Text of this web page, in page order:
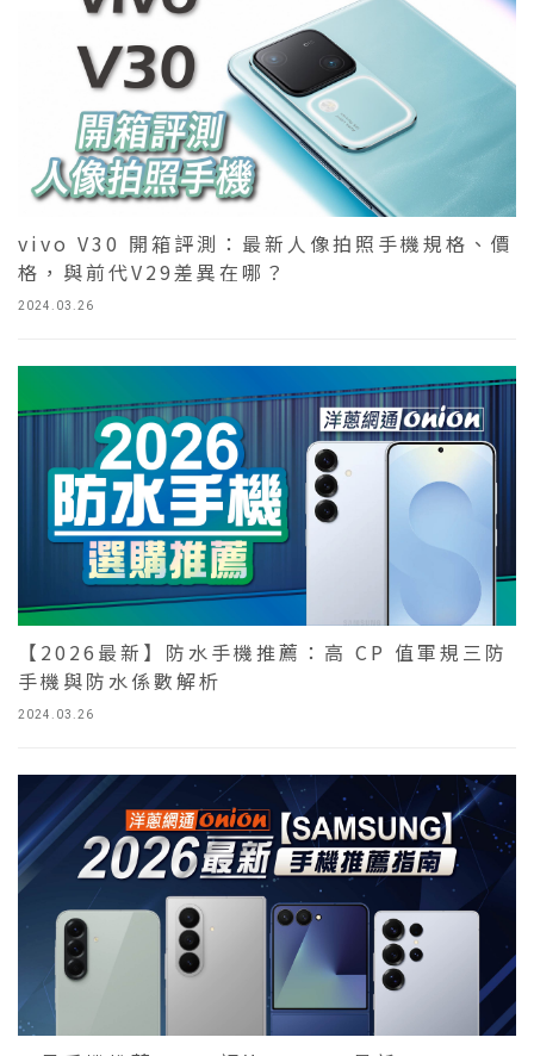
2024.03.26
vivo V30 開箱評測：最新人像拍照手機規格、價
格，與前代V29差異在哪？
2024.03.26
【2026最新】防水手機推薦：高 CP 值軍規三防
手機與防水係數解析